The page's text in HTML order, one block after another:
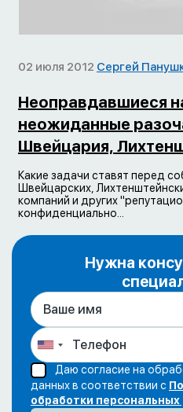
02 июля 2012 Сергей
Неоправдавшиеся
неожиданные
Швейцария,
Какие задачи ставят перед
Швейцарских,
компаний и других
конфиденциально...
Нужна
Даю согласие на
данных в соответствии с
обработки